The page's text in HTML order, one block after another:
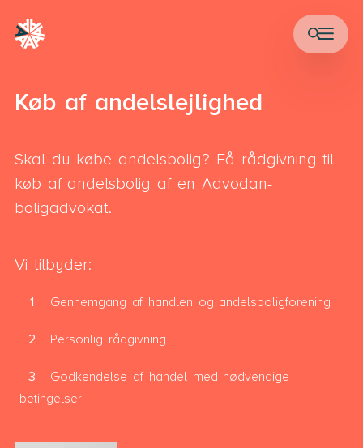
Køb af andelslejlighed
Skal du købe andelsbolig? Få rådgivning til
køb af andelsbolig af en Advodan-
boligadvokat.
Vi tilbyder:
Gennemgang af handlen og andelsboligforening
Personlig rådgivning
Godkendelse af handel med nødvendige
betingelser